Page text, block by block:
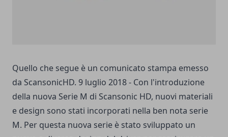
Quello che segue è un comunicato stampa emesso
da ScansonicHD. 9 luglio 2018 - Con l'introduzione
della nuova Serie M di Scansonic HD, nuovi materiali
e design sono stati incorporati nella ben nota serie
M. Per questa nuova serie è stato sviluppato un